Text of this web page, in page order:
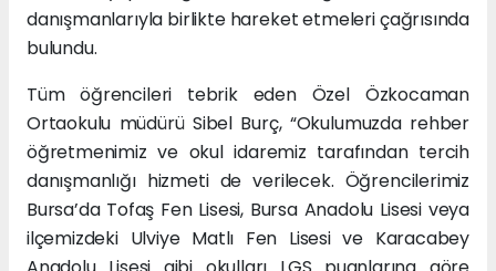
danışmanlarıyla birlikte hareket etmeleri çağrısında
bulundu.
Tüm öğrencileri tebrik eden Özel Özkocaman
Ortaokulu müdürü Sibel Burç, “Okulumuzda rehber
öğretmenimiz ve okul idaremiz tarafından tercih
danışmanlığı hizmeti de verilecek. Öğrencilerimiz
Bursa’da Tofaş Fen Lisesi, Bursa Anadolu Lisesi veya
ilçemizdeki Ulviye Matlı Fen Lisesi ve Karacabey